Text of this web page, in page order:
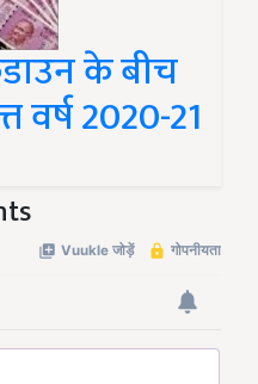
के बीच
वर्ष 2020-21